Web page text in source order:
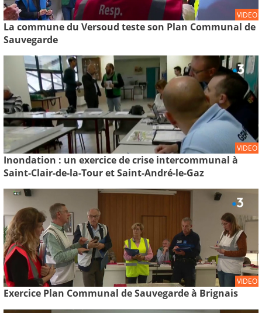
VIDEO
La commune du Versoud teste son Plan Communal de
Sauvegarde
VIDEO
Inondation : un exercice de crise intercommunal à
Saint-Clair-de-la-Tour et Saint-André-le-Gaz
VIDEO
Exercice Plan Communal de Sauvegarde à Brignais